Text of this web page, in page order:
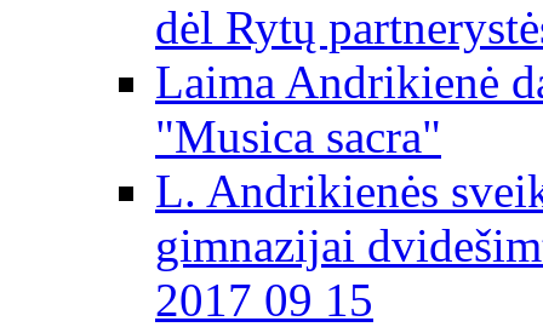
dėl Rytų
Laima Andrikienė
"Musica sacra"
L. Andrikienės
gimnazijai
2017 09 15